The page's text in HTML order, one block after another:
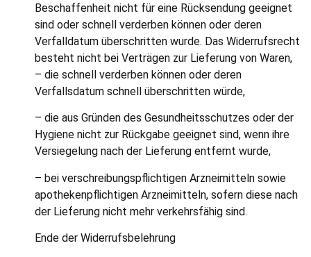
Beschaffenheit nicht für eine Rücksendung geeignet
sind oder schnell verderben können oder deren
Verfalldatum überschritten wurde. Das Widerrufsrecht
besteht nicht bei Verträgen zur Lieferung von Waren,
– die schnell verderben können oder deren
Verfallsdatum schnell überschritten würde,
– die aus Gründen des Gesundheitsschutzes oder der
Hygiene nicht zur Rückgabe geeignet sind, wenn ihre
Versiegelung nach der Lieferung entfernt wurde,
– bei verschreibungspflichtigen Arzneimitteln sowie
apothekenpflichtigen Arzneimitteln, sofern diese nach
der Lieferung nicht mehr verkehrsfähig sind.
Ende der Widerrufsbelehrung